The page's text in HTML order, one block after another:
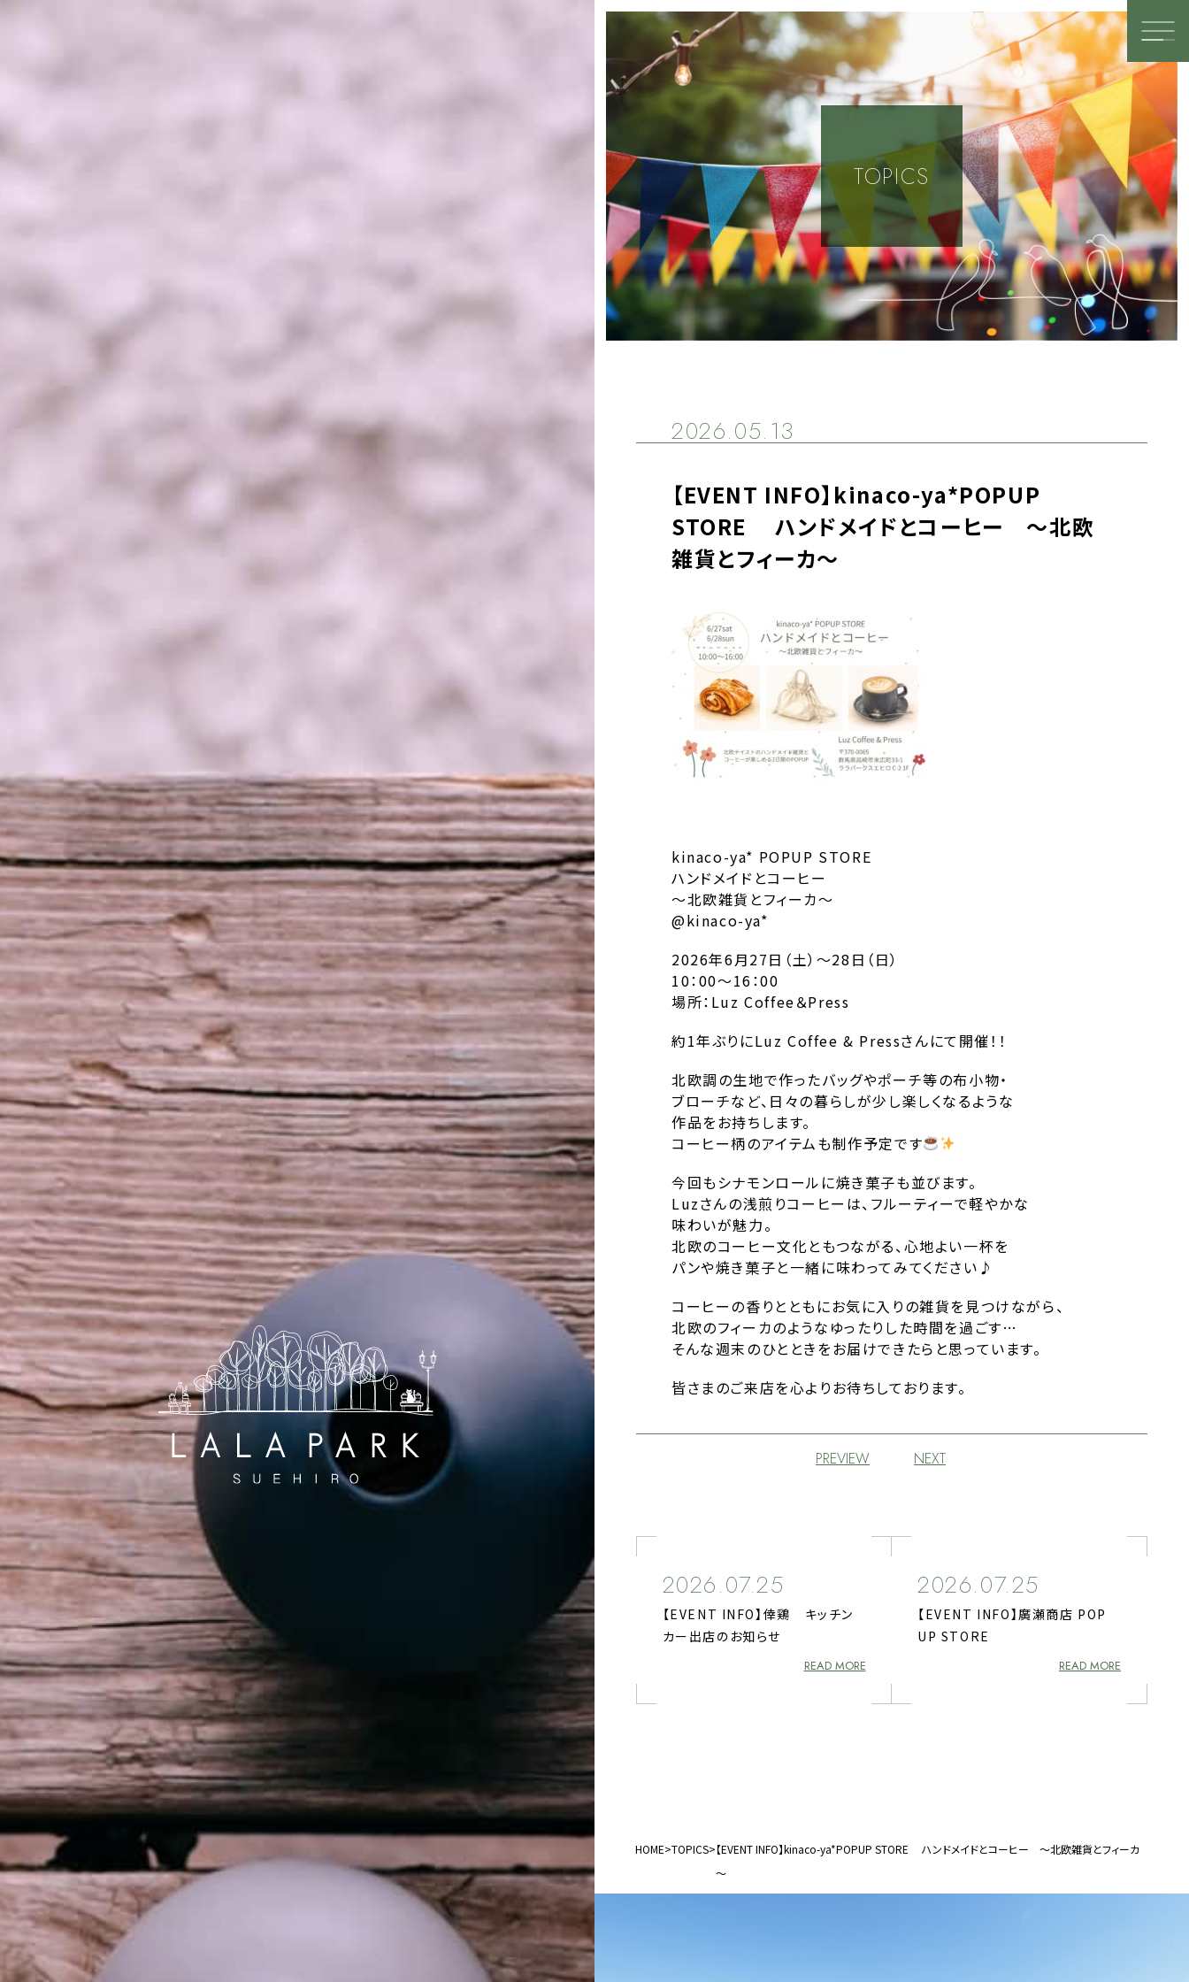
TOP PAGE
SHOP
TETSURO
TROIS.
warmth別邸
Pâtisserie Arlhériter
LALA GYM
L’atelier Brocante
kanbi
ＳＥＮＳＨＡ Bicycle群馬高崎
わびさびや
TREE高崎
CONTACT US
TOPICS
2026.05.13
【EVENT INFO】kinaco-ya*POPUP
STORE ハンドメイドとコーヒー ～北欧
雑貨とフィーカ～
kinaco-ya* POPUP STORE
ハンドメイドとコーヒー
〜北欧雑貨とフィーカ〜
@kinaco-ya*
2026年6月27日（土）～28日（日）
10：00～16：00
場所：Luz Coffee＆Press
約1年ぶりにLuz Coffee & Pressさんにて開催！！
北欧調の生地で作ったバッグやポーチ等の布小物・
ブローチなど、日々の暮らしが少し楽しくなるような
作品をお持ちします。
コーヒー柄のアイテムも制作予定です
今回もシナモンロールに焼き菓子も並びます。
Luzさんの浅煎りコーヒーは、フルーティーで軽やかな
味わいが魅力。
北欧のコーヒー文化ともつながる、心地よい一杯を
パンや焼き菓子と一緒に味わってみてください♪
コーヒーの香りとともにお気に入りの雑貨を見つけながら、
北欧のフィーカのようなゆったりした時間を過ごす…
そんな週末のひとときをお届けできたらと思っています。
皆さまのご来店を心よりお待ちしております。
PREVIEW NEXT
2026.07.25
【EVENT INFO】倖鶏 キッチン
カー出店のお知らせ
READ MORE
2026.07.25
【EVENT INFO】廣瀬商店 POP
UP STORE
READ MORE
HOME>TOPICS>【EVENT INFO】kinaco-ya*POPUP STORE ハンドメイドとコーヒー ～北欧雑貨とフィーカ
～